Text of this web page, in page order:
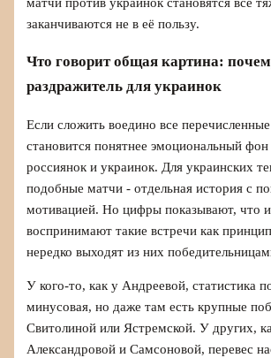
заканчиваются не в её пользу.
Что говорит общая картина:
раздражитель для украинок
Если сложить воедино все
становится понятнее эмоциональный фон
россиянок и украинок. Для украинских
подобные матчи - отдельная история с
мотивацией. Но цифры показывают, что
воспринимают такие встречи как
нередко выходят из них
У кого-то, как у Андреевой, статистика
минусовая, но даже там есть крупные
Свитолиной или Ястремской. У других,
Александровой и Самсоновой, перевес